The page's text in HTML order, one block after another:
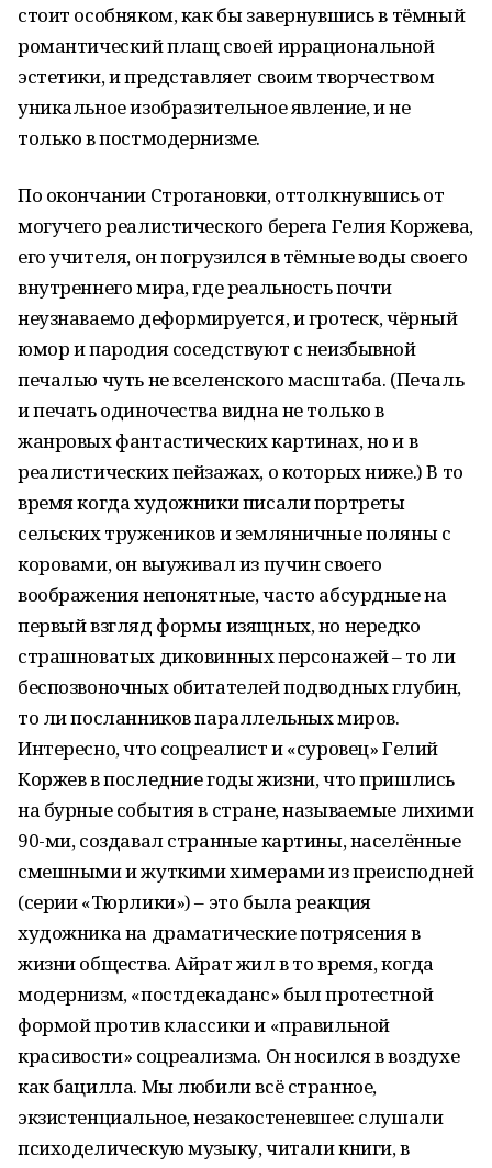
стоит особняком, как бы завернувшись в тёмный
романтический плащ своей иррациональной
эстетики, и представляет своим творчеством
уникальное изобразительное явление, и не
только в постмодернизме.
По окончании Строгановки, оттолкнувшись от
могучего реалистического берега Гелия Коржева,
его учителя, он погрузился в тёмные воды своего
внутреннего мира, где реальность почти
неузнаваемо деформируется, и гротеск, чёрный
юмор и пародия соседствуют с неизбывной
печалью чуть не вселенского масштаба. (Печаль
и печать одиночества видна не только в
жанровых фантастических картинах, но и в
реалистических пейзажах, о которых ниже.) В то
время когда художники писали портреты
сельских тружеников и земляничные поляны с
коровами, он выуживал из пучин своего
воображения непонятные, часто абсурдные на
первый взгляд формы изящных, но нередко
страшноватых диковинных персонажей – то ли
беспозвоночных обитателей подводных глубин,
то ли посланников параллельных миров.
Интересно, что соцреалист и «суровец» Гелий
Коржев в последние годы жизни, что пришлись
на бурные события в стране, называемые лихими
90-ми, создавал странные картины, населённые
смешными и жуткими химерами из преисподней
(серии «Тюрлики») – это была реакция
художника на драматические потрясения в
жизни общества. Айрат жил в то время, когда
модернизм, «постдекаданс» был протестной
формой против классики и «правильной
красивости» соцреализма. Он носился в воздухе
как бацилла. Мы любили всё странное,
экзистенциальное, незакостеневшее: слушали
психоделическую музыку, читали книги, в